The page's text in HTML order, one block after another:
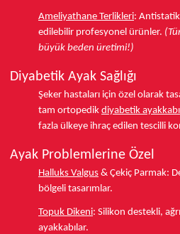
Ameliyathane Terlikleri: Antistatik
edilebilir profesyonel ürünler.
büyük beden üretimi!)
Diyabetik Ayak Sağlığı
Şeker hastaları için özel olarak
tam ortopedik diyabetik ayakkabı
fazla ülkeye ihraç edilen tescilli
Ayak Problemlerine Özel
Halluks Valgus & Çekiç Parmak:
bölgeli tasarımlar.
Topuk Dikeni: Silikon destekli,
ayakkabılar.